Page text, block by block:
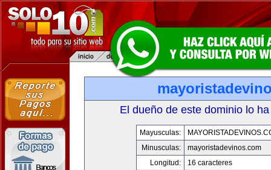
El dueño de este dominio lo
Mayusculas:
Minusculas:
mayoristadevinos.com
Longitud:
16 caracteres